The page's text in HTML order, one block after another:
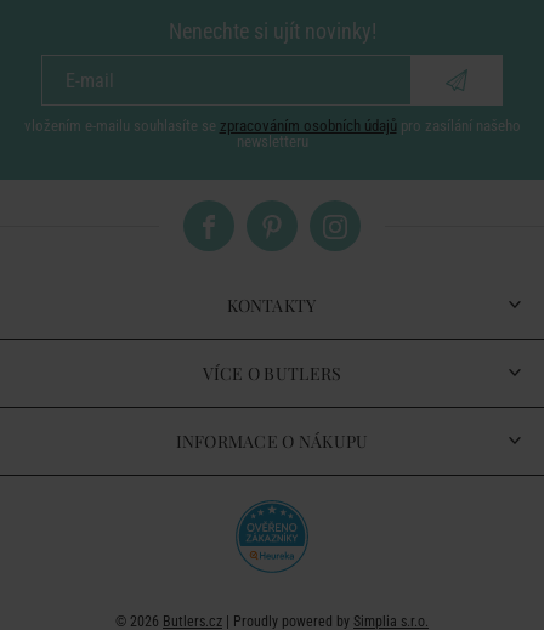
Nenechte si ujít novinky!
vložením e-mailu souhlasíte se zpracováním osobních údajů pro zasílání našeho
newsletteru
KONTAKTY
VÍCE O BUTLERS
INFORMACE O NÁKUPU
© 2026 Butlers.cz | Proudly powered by Simplia s.r.o.